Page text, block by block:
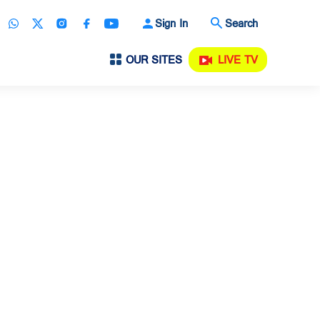
Sign In Search
OUR SITES LIVE TV